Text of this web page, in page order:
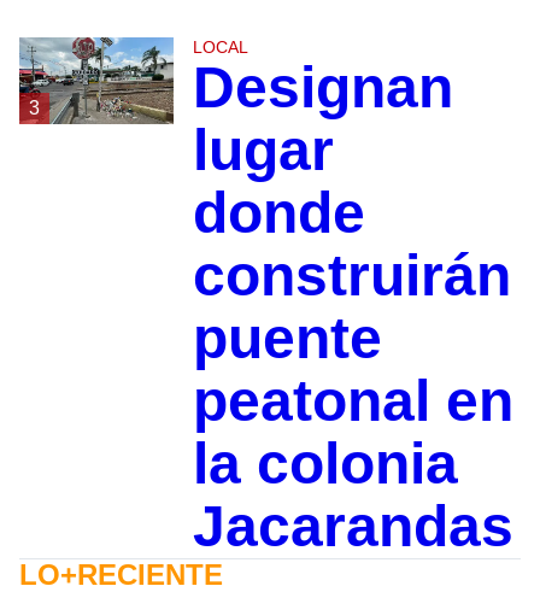
3
LOCAL
Designan
lugar
donde
construirán
puente
peatonal en
la colonia
Jacarandas
LO+RECIENTE